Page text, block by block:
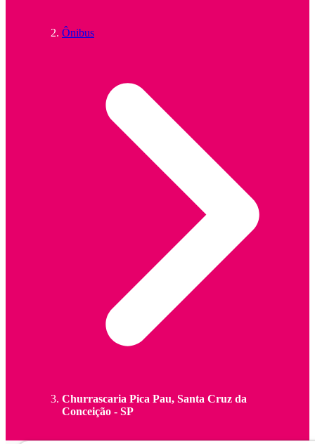
Ônibus
Churrascaria Pica Pau, Santa Cruz da
Conceição - SP